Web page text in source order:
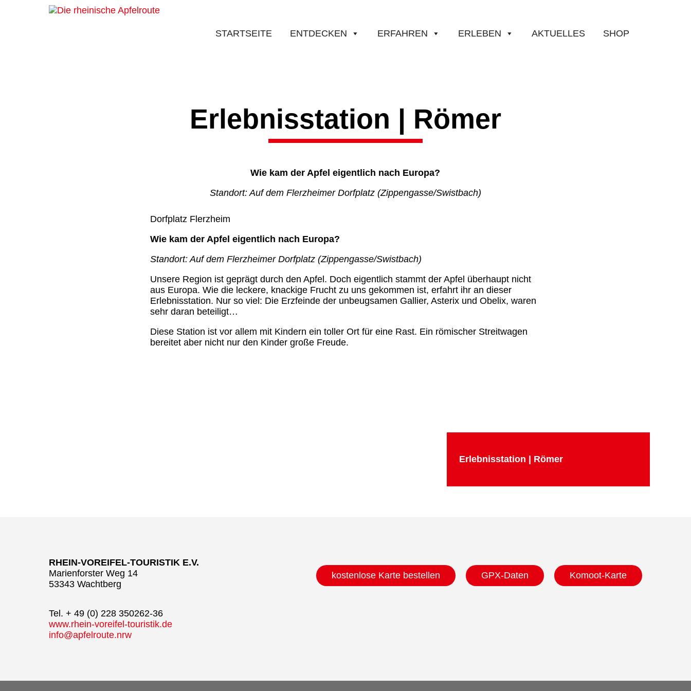
STARTSEITE ENTDECKEN ERFAHREN ERLEBEN AKTUELLES SHOP
Erlebnisstation | Römer
Wie kam der Apfel eigentlich nach Europa?
Standort: Auf dem Flerzheimer Dorfplatz (Zippengasse/Swistbach)
Dorfplatz Flerzheim
Wie kam der Apfel eigentlich nach Europa?
Standort: Auf dem Flerzheimer Dorfplatz (Zippengasse/Swistbach)
Unsere Region ist geprägt durch den Apfel. Doch eigentlich stammt der Apfel überhaupt nicht
aus Europa. Wie die leckere, knackige Frucht zu uns gekommen ist, erfahrt ihr an dieser
Erlebnisstation. Nur so viel: Die Erzfeinde der unbeugsamen Gallier, Asterix und Obelix, waren
sehr daran beteiligt…
Diese Station ist vor allem mit Kindern ein toller Ort für eine Rast. Ein römischer Streitwagen
bereitet aber nicht nur den Kinder große Freude.
Erlebnisstation | Römer
RHEIN-VOREIFEL-TOURISTIK E.V.
Marienforster Weg 14
53343 Wachtberg
Tel. + 49 (0) 228 350262-36
www.rhein-voreifel-touristik.de
info@apfelroute.nrw
kostenlose Karte bestellen GPX-Daten Komoot-Karte